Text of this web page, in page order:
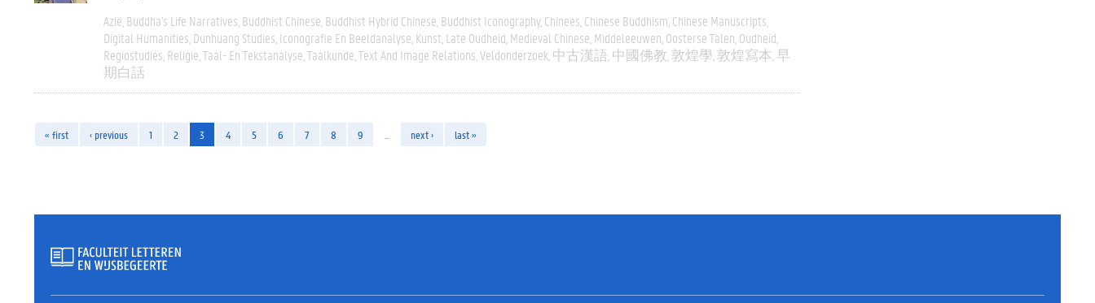
Azië Buddha's Life Narratives Buddhist Chinese Buddhist Hybrid Chinese Buddhist Iconography Chinees Chinese Buddhism Chinese Manuscripts
Digital Humanities Dunhuang Studies Iconografie En Beeldanalyse Kunst Late Oudheid Medieval Chinese Middeleeuwen Oosterse Talen Oudheid
Regiostudies Religie Taal- En Tekstanalyse Taalkunde Text And Image Relations Veldonderzoek 中古漢語 中國佛教 敦煌學 敦煌寫本 早
期白話
« first ‹ previous 1 2 3 4 5 6 7 8 9 next › last »